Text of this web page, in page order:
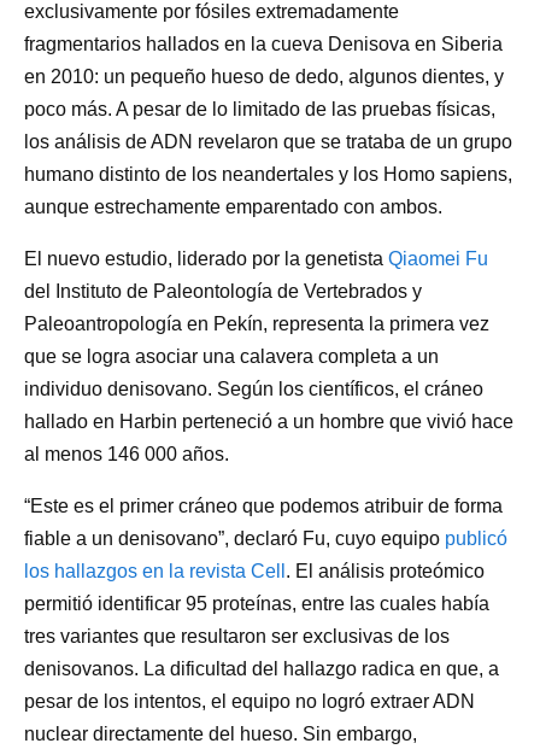
exclusivamente por fósiles extremadamente
fragmentarios hallados en la cueva Denisova en Siberia
en 2010: un pequeño hueso de dedo, algunos dientes, y
poco más. A pesar de lo limitado de las pruebas físicas,
los análisis de ADN revelaron que se trataba de un grupo
humano distinto de los neandertales y los Homo sapiens,
aunque estrechamente emparentado con ambos.
El nuevo estudio, liderado por la genetista Qiaomei Fu
del Instituto de Paleontología de Vertebrados y
Paleoantropología en Pekín, representa la primera vez
que se logra asociar una calavera completa a un
individuo denisovano. Según los científicos, el cráneo
hallado en Harbin perteneció a un hombre que vivió hace
al menos 146 000 años.
“Este es el primer cráneo que podemos atribuir de forma
fiable a un denisovano”, declaró Fu, cuyo equipo publicó
los hallazgos en la revista Cell . El análisis proteómico
permitió identificar 95 proteínas, entre las cuales había
tres variantes que resultaron ser exclusivas de los
denisovanos. La dificultad del hallazgo radica en que, a
pesar de los intentos, el equipo no logró extraer ADN
nuclear directamente del hueso. Sin embargo,